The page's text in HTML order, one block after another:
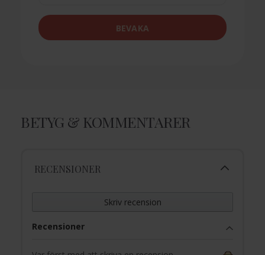
BEVAKA
BETYG & KOMMENTARER
RECENSIONER
Skriv recension
Recensioner